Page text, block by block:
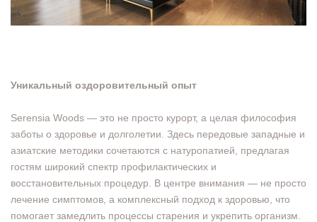
Уникальный оздоровительный опыт
Serensia Woods — это не просто курорт, а целая философия
заботы о здоровье и долголетии. Здесь передовые западные и
азиатские методики сочетаются с натуропатией, предлагая
гостям широкий спектр профилактических и
восстановительных процедур. В центре внимания — не просто
лечение симптомов, а комплексный подход к здоровью, что
помогает замедлить процессы старения и укрепить организм.